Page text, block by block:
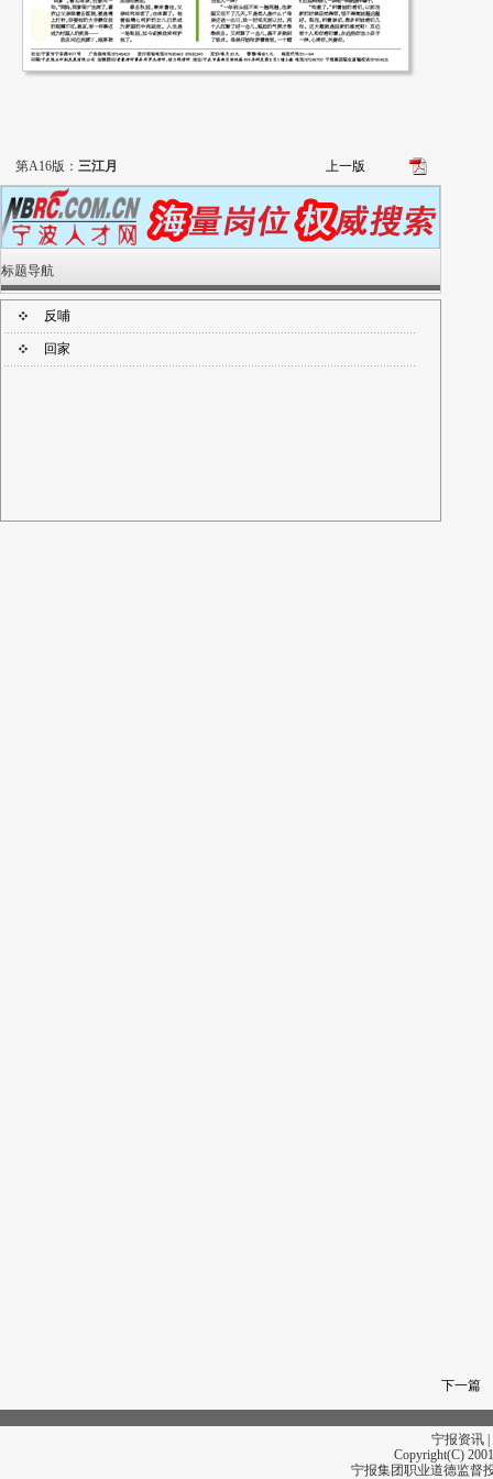
第A16版： 三江月 上一版
标题导航
反哺
回家
下一篇
宁报资讯
Copyright(C)
宁报集团职业道德监督